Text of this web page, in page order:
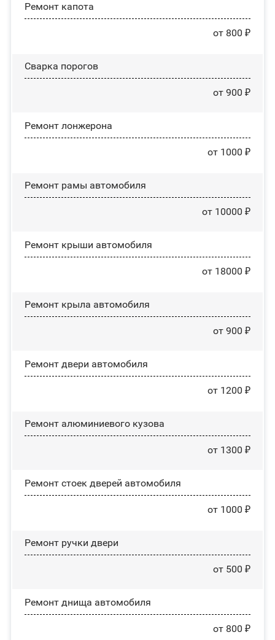
Ремонт капота
от 800 ₽
Сварка порогов
от 900 ₽
Ремонт лонжерона
от 1000 ₽
Ремонт рамы автомобиля
от 10000 ₽
Ремонт крыши автомобиля
от 18000 ₽
Ремонт крыла автомобиля
от 900 ₽
Ремонт двери автомобиля
от 1200 ₽
Ремонт алюминиевого кузова
от 1300 ₽
Ремонт стоек дверей автомобиля
от 1000 ₽
Ремонт ручки двери
от 500 ₽
Ремонт днища автомобиля
от 800 ₽